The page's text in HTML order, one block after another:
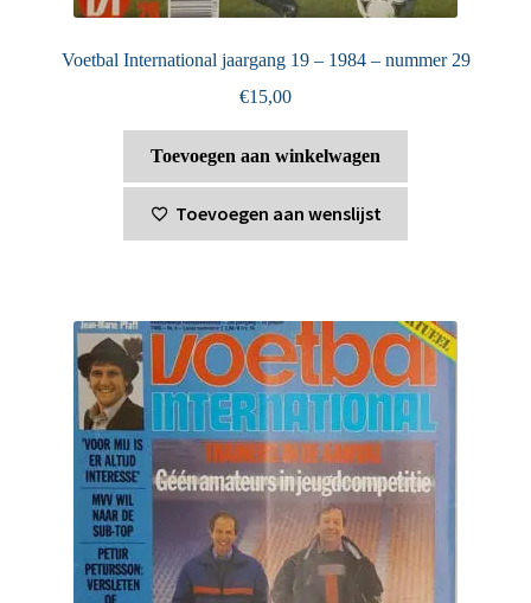
Voetbal International jaargang 19 – 1984 – nummer 29
€15,00
Toevoegen aan winkelwagen
Toevoegen aan wenslijst